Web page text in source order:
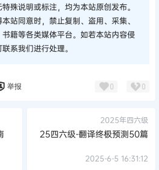
殊说明或标注，均为本站原创发布。
站同意时，禁止复制、盗用、采集、
籍等各类媒体平台。如若本站内容侵
系我们进行处理。
举报 0 0
2025年四六级
25四六级-翻译终极预测50篇
2025-6-5 16:31:12